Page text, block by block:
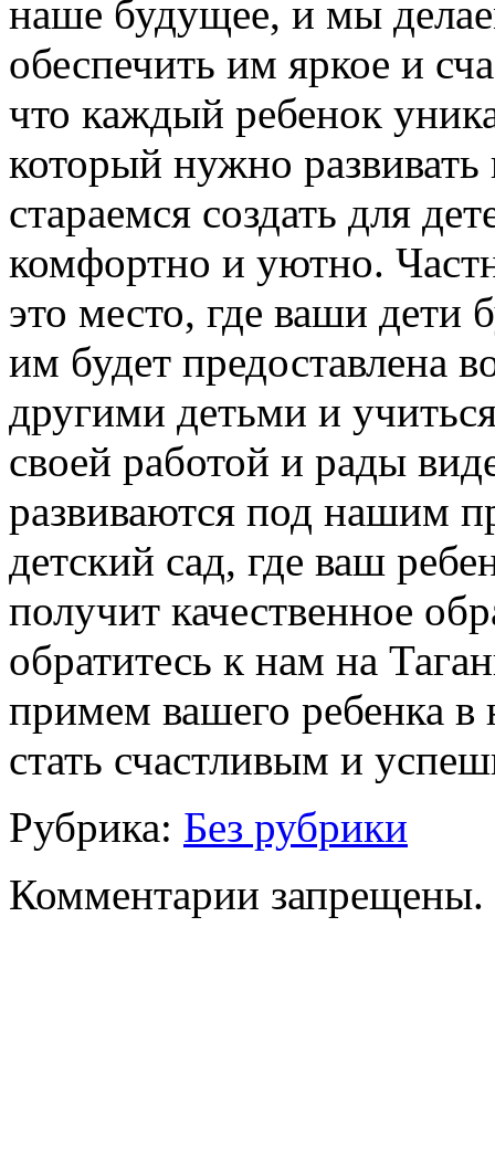
наше будущее, и мы
обеспечить им яркое и
что каждый ребенок
который нужно
стараемся создать для
комфортно и уютно.
это место, где ваши
им будет предоставлена
другими детьми и
своей работой и рады
развиваются под нашим
детский сад, где ваш
получит качественное
обратитесь к нам на
примем вашего ребенка
стать счастливым и
Рубрика: Без рубрики
Комментарии запрещены.